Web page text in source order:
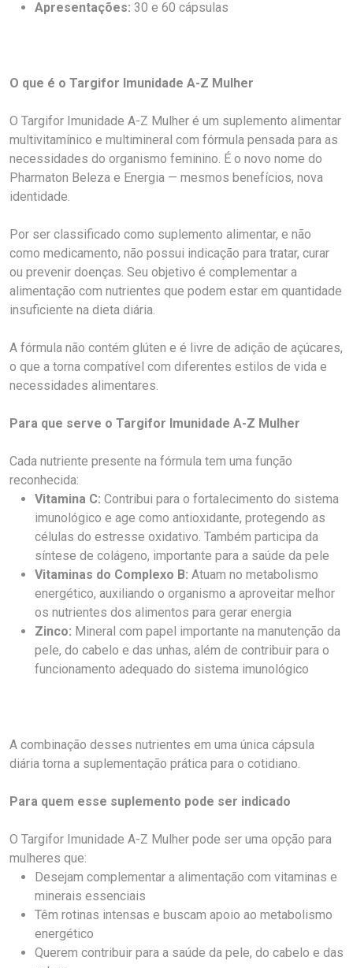
Apresentações: 30 e 60 cápsulas
O que é o Targifor Imunidade A-Z Mulher
O Targifor Imunidade A-Z Mulher é um suplemento alimentar
multivitamínico e multimineral com fórmula pensada para as
necessidades do organismo feminino. É o novo nome do
Pharmaton Beleza e Energia — mesmos benefícios, nova
identidade.
Por ser classificado como suplemento alimentar, e não
como medicamento, não possui indicação para tratar, curar
ou prevenir doenças. Seu objetivo é complementar a
alimentação com nutrientes que podem estar em quantidade
insuficiente na dieta diária.
A fórmula não contém glúten e é livre de adição de açúcares,
o que a torna compatível com diferentes estilos de vida e
necessidades alimentares.
Para que serve o Targifor Imunidade A-Z Mulher
Cada nutriente presente na fórmula tem uma função
reconhecida:
Vitamina C: Contribui para o fortalecimento do sistema
imunológico e age como antioxidante, protegendo as
células do estresse oxidativo. Também participa da
síntese de colágeno, importante para a saúde da pele
Vitaminas do Complexo B: Atuam no metabolismo
energético, auxiliando o organismo a aproveitar melhor
os nutrientes dos alimentos para gerar energia
Zinco: Mineral com papel importante na manutenção da
pele, do cabelo e das unhas, além de contribuir para o
funcionamento adequado do sistema imunológico
A combinação desses nutrientes em uma única cápsula
diária torna a suplementação prática para o cotidiano.
Para quem esse suplemento pode ser indicado
O Targifor Imunidade A-Z Mulher pode ser uma opção para
mulheres que:
Desejam complementar a alimentação com vitaminas e
minerais essenciais
Têm rotinas intensas e buscam apoio ao metabolismo
energético
Querem contribuir para a saúde da pele, do cabelo e das